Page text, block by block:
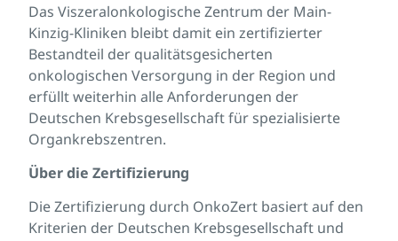
Das Viszeralonkologische Zentrum der Main-
Kinzig-Kliniken bleibt damit ein zertifizierter
Bestandteil der qualitätsgesicherten
onkologischen Versorgung in der Region und
erfüllt weiterhin alle Anforderungen der
Deutschen Krebsgesellschaft für spezialisierte
Organkrebszentren.
Über die Zertifizierung
Die Zertifizierung durch OnkoZert basiert auf den
Kriterien der Deutschen Krebsgesellschaft und